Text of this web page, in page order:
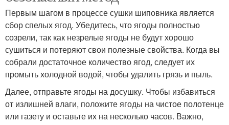
Первым шагом в процессе сушки шиповника является
сбор спелых ягод. Убедитесь, что ягоды полностью
созрели, так как незрелые ягоды не будут хорошо
сушиться и потеряют свои полезные свойства. Когда вы
собрали достаточное количество ягод, следует их
промыть холодной водой, чтобы удалить грязь и пыль.
Далее, отправьте ягоды на досушку. Чтобы избавиться
от излишней влаги, положите ягоды на чистое полотенце
или газету и оставьте их на несколько часов. Важно,